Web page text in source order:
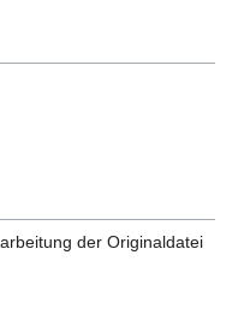
der Originaldatei